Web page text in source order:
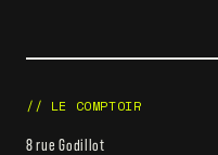
// LE COMPTOIR
8 rue Godillot